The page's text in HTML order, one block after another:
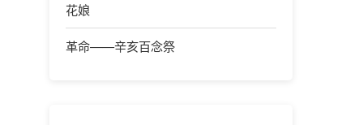
花娘
革命——辛亥百念祭